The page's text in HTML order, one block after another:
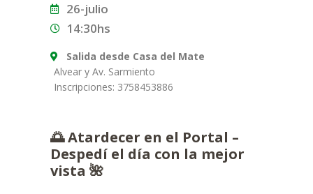
26-julio
14:30hs
Salida desde Casa del Mate
Alvear y Av. Sarmiento
Inscripciones: 3758453886
🌅 Atardecer en el Portal –
Despedí el día con la mejor
vista 🌺